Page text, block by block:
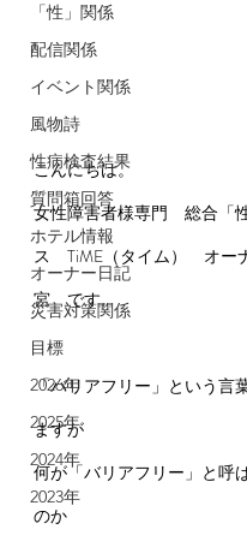
「性」関係
配信関係
イベント関係
風物詩
性病検査結果
質問箱回答
ホテル情報
オーナー日記
災害対策関係
目標
2026年
2025年
2024年
2023年
こんにちは。
女性障害者様専門　総合「
ス　TiME（タイム）　オー
宮　です。
「バリアフリー」という言
ますが
何が「バリアフリー」と呼
のか